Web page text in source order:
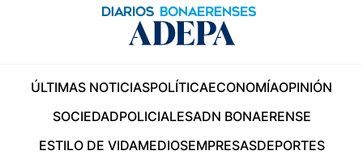
ÚLTIMAS NOTICIASPOLÍTICAECONOMÍAOPINIÓN
SOCIEDADPOLICIALESADN BONAERENSE
ESTILO DE VIDAMEDIOSEMPRESASDEPORTES